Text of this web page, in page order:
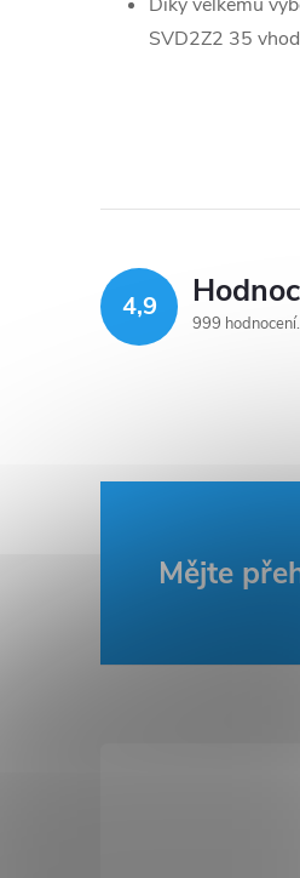
Díky velkému
SVD2Z2 35
4,9
999 hodnocení
Mějte